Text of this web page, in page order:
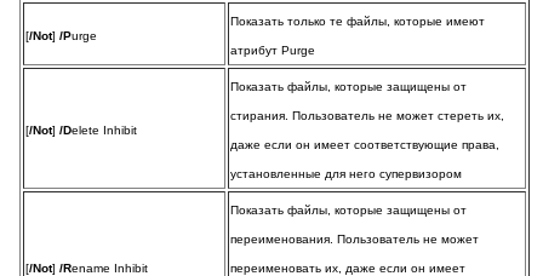
[/Not] /Purge
Показать только те файлы, которые имеют
атрибут Purge
[/Not] /Delete Inhibit
Показать файлы, которые защищены от
стирания. Пользователь не может стереть их,
даже если он имеет соответствующие права,
установленные для него супервизором
[/Not] /Rename Inhibit
Показать файлы, которые защищены от
переименования. Пользователь не может
переименовать их, даже если он имеет